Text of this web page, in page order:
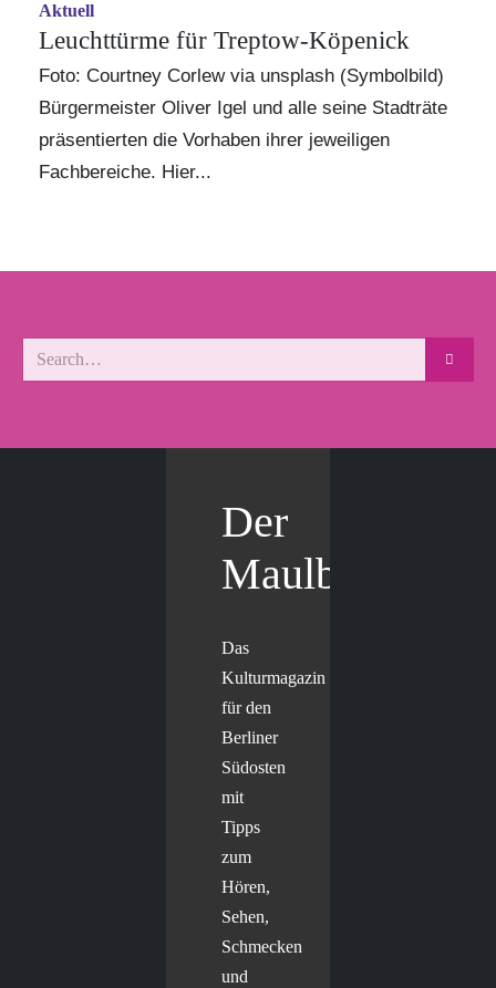
Aktuell
Leuchttürme für Treptow-Köpenick
Foto: Courtney Corlew via unsplash (Symbolbild)
Bürgermeister Oliver Igel und alle seine Stadträte
präsentierten die Vorhaben ihrer jeweiligen
Fachbereiche. Hier...
Der
Maulbär
Das
Kulturmagazin
für den
Berliner
Südosten
mit
Tipps
zum
Hören,
Sehen,
Schmecken
und